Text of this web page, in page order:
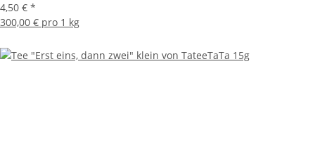
4,50 € *
300,00 € pro 1 kg